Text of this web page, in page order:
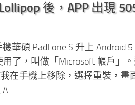
後，APP 出現
華碩 PadFone S 升上 Android
用了，叫做「Microsoft 帳戶」
在手機上移除，選擇重裝，畫